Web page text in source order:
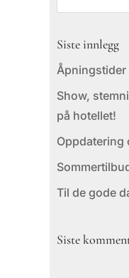
Siste innlegg
Åpningstider
Show,
på hotellet!
Oppdatering
Til de gode
Siste